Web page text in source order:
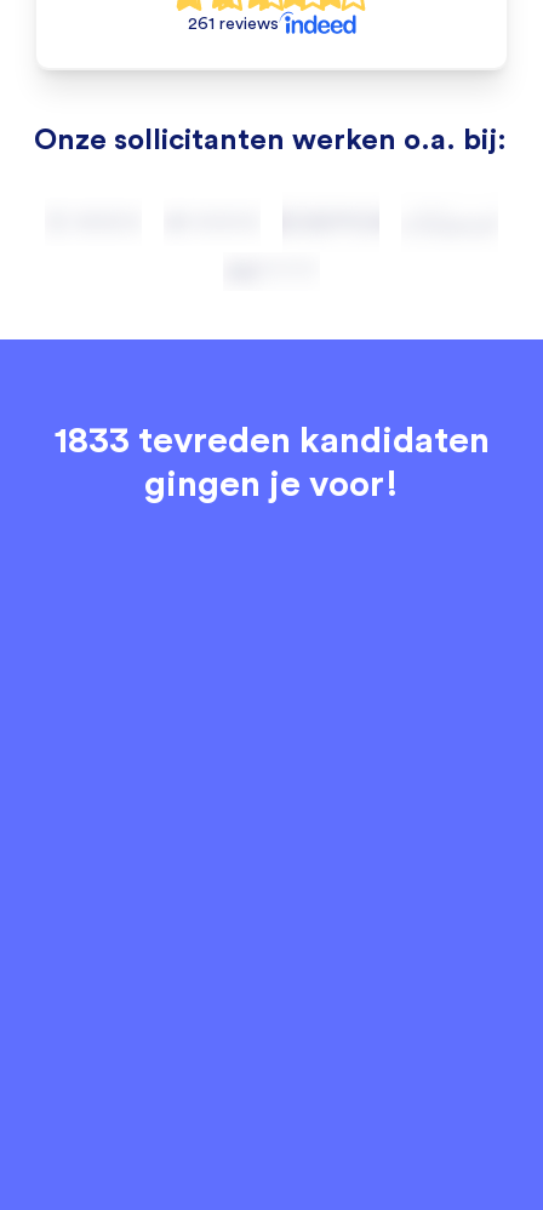
261 reviews
Onze sollicitanten werken o.a. bij:
1833 tevreden kandidaten
gingen je voor!